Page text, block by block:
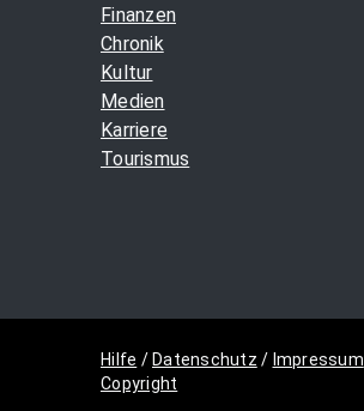
Finanzen
Chronik
Kultur
Medien
Karriere
Tourismus
Hilfe / Datenschutz / Impressum
Copyright